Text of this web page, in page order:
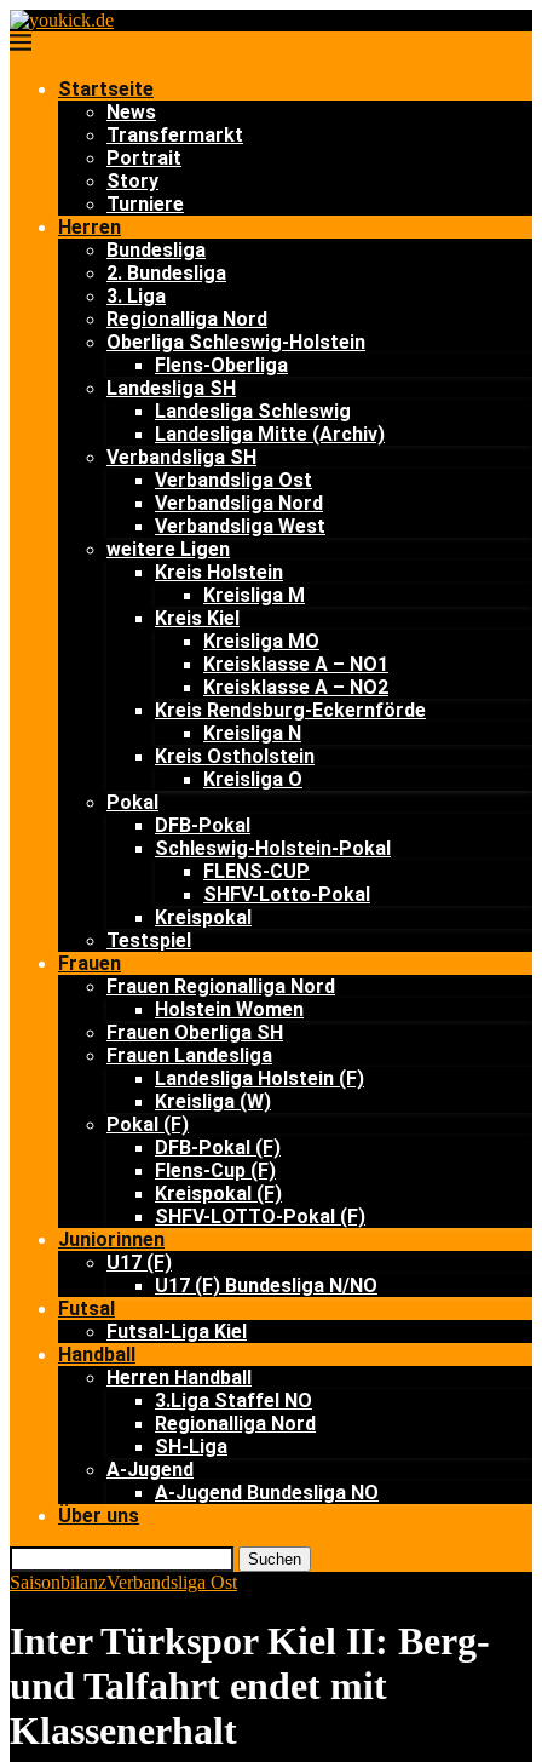
Startseite
News
Transfermarkt
Portrait
Story
Turniere
Herren
Bundesliga
2. Bundesliga
3. Liga
Regionalliga Nord
Oberliga Schleswig-Holstein
Flens-Oberliga
Landesliga SH
Landesliga Schleswig
Landesliga Mitte (Archiv)
Verbandsliga SH
Verbandsliga Ost
Verbandsliga Nord
Verbandsliga West
weitere Ligen
Kreis Holstein
Kreisliga M
Kreis Kiel
Kreisliga MO
Kreisklasse A – NO1
Kreisklasse A – NO2
Kreis Rendsburg-Eckernförde
Kreisliga N
Kreis Ostholstein
Kreisliga O
Pokal
DFB-Pokal
Schleswig-Holstein-Pokal
FLENS-CUP
SHFV-Lotto-Pokal
Kreispokal
Testspiel
Frauen
Frauen Regionalliga Nord
Holstein Women
Frauen Oberliga SH
Frauen Landesliga
Landesliga Holstein (F)
Kreisliga (W)
Pokal (F)
DFB-Pokal (F)
Flens-Cup (F)
Kreispokal (F)
SHFV-LOTTO-Pokal (F)
Juniorinnen
U17 (F)
U17 (F) Bundesliga N/NO
Futsal
Futsal-Liga Kiel
Handball
Herren Handball
3.Liga Staffel NO
Regionalliga Nord
SH-Liga
A-Jugend
A-Jugend Bundesliga NO
Über uns
Suchen
SaisonbilanzVerbandsliga Ost
Inter Türkspor Kiel II: Berg-
und Talfahrt endet mit
Klassenerhalt